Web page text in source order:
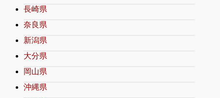
長崎県
奈良県
新潟県
大分県
岡山県
沖縄県